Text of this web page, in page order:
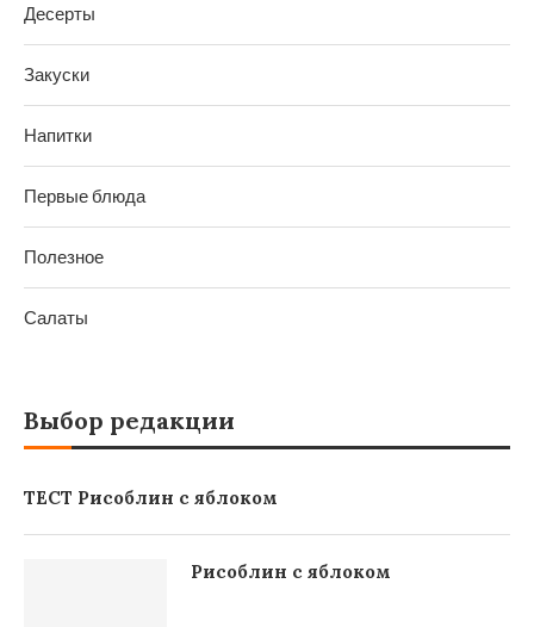
Десерты
Закуски
Напитки
Первые блюда
Полезное
Салаты
Выбор редакции
ТЕСТ Рисоблин с яблоком
Рисоблин с яблоком